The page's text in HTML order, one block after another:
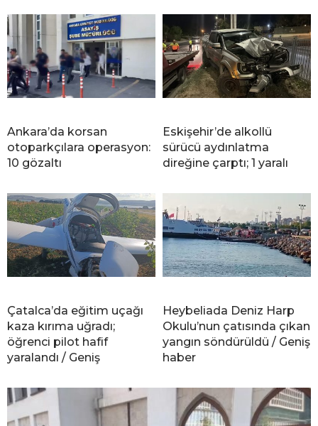
Ankara’da korsan
otoparkçılara operasyon:
10 gözaltı
Eskişehir’de alkollü
sürücü aydınlatma
direğine çarptı; 1 yaralı
Çatalca’da eğitim uçağı
kaza kırıma uğradı;
öğrenci pilot hafif
yaralandı / Geniş
Heybeliada Deniz Harp
Okulu’nun çatısında çıkan
yangın söndürüldü / Geniş
haber